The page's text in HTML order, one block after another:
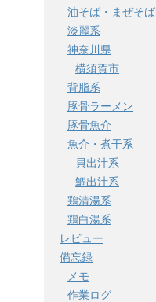
油そば・まぜそば
淡麗系
神奈川県
横須賀市
背脂系
豚骨ラーメン
豚骨魚介
魚介・煮干系
貝出汁系
鯛出汁系
鶏清湯系
鶏白湯系
レビュー
備忘録
メモ
作業ログ